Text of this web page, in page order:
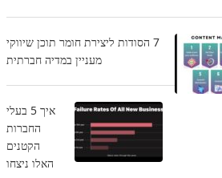
7 הסודות ליצירת חומר תוכן שיווקי
מעניין במדיה חברתית
איך 5 בעלי
החברות
הקטנים
האלו ניצחו